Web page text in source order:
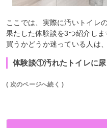
ここでは、実際に汚いトイレ
果たした体験談を3つ紹介し
買うかどうか迷っている人は
体験談①汚れたトイレに
( 次のページへ続く )